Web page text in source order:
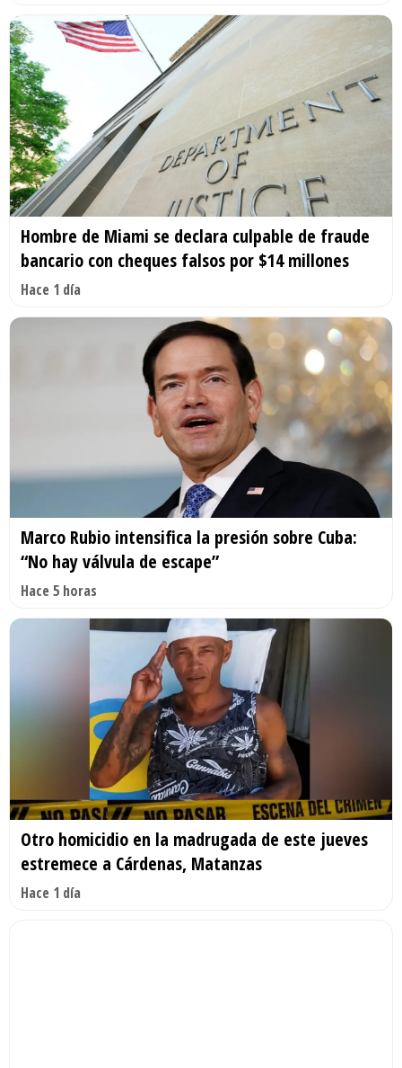
Hombre de Miami se declara culpable de fraude
bancario con cheques falsos por $14 millones
Hace 1 día
Marco Rubio intensifica la presión sobre Cuba:
“No hay válvula de escape”
Hace 5 horas
Otro homicidio en la madrugada de este jueves
estremece a Cárdenas, Matanzas
Hace 1 día